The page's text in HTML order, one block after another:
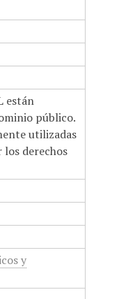
están
público.
utilizadas
derechos
y